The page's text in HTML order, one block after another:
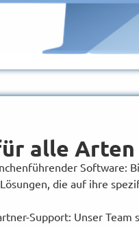
alle Arten
Software:
die auf ihre
Support: Unser